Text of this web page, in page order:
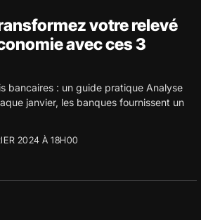
votre relevé
avec ces 3
bancaires : un guide pratique Analyse
janvier, les banques fournissent un
2024 À 18H00